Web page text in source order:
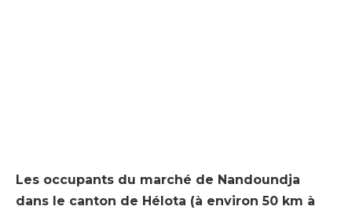
Les occupants du marché de Nandoundja
dans le canton de Hélota (à environ 50 km à